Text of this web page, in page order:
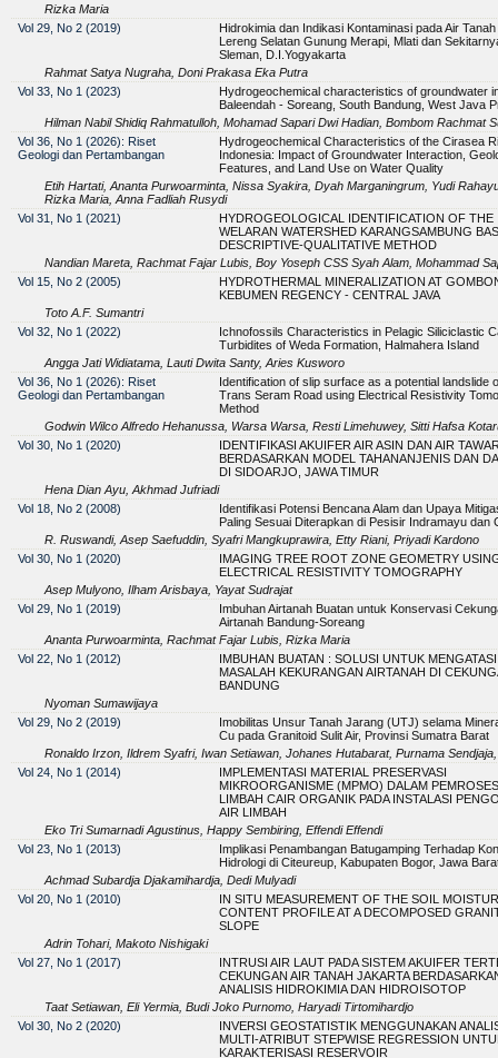
Rizka Maria
Vol 29, No 2 (2019)
Hidrokimia dan Indikasi Kontaminasi pada Air Tanah
Lereng Selatan Gunung Merapi, Mlati dan
Sleman, D.I.Yogyakarta
Rahmat Satya Nugraha, Doni Prakasa Eka Putra
Vol 33, No 1 (2023)
Hydrogeochemical characteristics of groundwater
Baleendah - Soreang, South Bandung, West Java
Hilman Nabil Shidiq Rahmatulloh, Mohamad Sapari Dwi Hadian, Bombom Rachmat
Vol 36, No 1 (2026): Riset
Geologi dan Pertambangan
Hydrogeochemical Characteristics of the Cirasea
Indonesia: Impact of Groundwater Interaction,
Features, and Land Use on Water Quality
Etih Hartati, Ananta Purwoarminta, Nissa Syakira, Dyah Marganingrum, Yudi
Rizka Maria, Anna Fadliah Rusydi
Vol 31, No 1 (2021)
HYDROGEOLOGICAL IDENTIFICATION OF THE
WELARAN WATERSHED KARANGSAMBUNG
DESCRIPTIVE-QUALITATIVE METHOD
Nandian Mareta, Rachmat Fajar Lubis, Boy Yoseph CSS Syah Alam, Mohammad
Vol 15, No 2 (2005)
HYDROTHERMAL MINERALIZATION AT
KEBUMEN REGENCY - CENTRAL JAVA
Toto A.F. Sumantri
Vol 32, No 1 (2022)
Ichnofossils Characteristics in Pelagic Siliciclastic
Turbidites of Weda Formation, Halmahera Island
Angga Jati Widiatama, Lauti Dwita Santy, Aries Kusworo
Vol 36, No 1 (2026): Riset
Geologi dan Pertambangan
Identification of slip surface as a potential landslide
Trans Seram Road using Electrical Resistivity
Method
Godwin Wilco Alfredo Hehanussa, Warsa Warsa, Resti Limehuwey, Sitti Hafsa
Vol 30, No 1 (2020)
IDENTIFIKASI AKUIFER AIR ASIN DAN AIR
BERDASARKAN MODEL TAHANANJENIS DAN
DI SIDOARJO, JAWA TIMUR
Hena Dian Ayu, Akhmad Jufriadi
Vol 18, No 2 (2008)
Identifikasi Potensi Bencana Alam dan Upaya
Paling Sesuai Diterapkan di Pesisir Indramayu dan
R. Ruswandi, Asep Saefuddin, Syafri Mangkuprawira, Etty Riani, Priyadi Kardono
Vol 30, No 1 (2020)
IMAGING TREE ROOT ZONE GEOMETRY
ELECTRICAL RESISTIVITY TOMOGRAPHY
Asep Mulyono, Ilham Arisbaya, Yayat Sudrajat
Vol 29, No 1 (2019)
Imbuhan Airtanah Buatan untuk Konservasi
Airtanah Bandung-Soreang
Ananta Purwoarminta, Rachmat Fajar Lubis, Rizka Maria
Vol 22, No 1 (2012)
IMBUHAN BUATAN : SOLUSI UNTUK MENGATASI
MASALAH KEKURANGAN AIRTANAH DI
BANDUNG
Nyoman Sumawijaya
Vol 29, No 2 (2019)
Imobilitas Unsur Tanah Jarang (UTJ) selama
Cu pada Granitoid Sulit Air, Provinsi Sumatra Barat
Ronaldo Irzon, Ildrem Syafri, Iwan Setiawan, Johanes Hutabarat, Purnama
Vol 24, No 1 (2014)
IMPLEMENTASI MATERIAL PRESERVASI
MIKROORGANISME (MPMO) DALAM
LIMBAH CAIR ORGANIK PADA INSTALASI
AIR LIMBAH
Eko Tri Sumarnadi Agustinus, Happy Sembiring, Effendi Effendi
Vol 23, No 1 (2013)
Implikasi Penambangan Batugamping Terhadap
Hidrologi di Citeureup, Kabupaten Bogor, Jawa
Achmad Subardja Djakamihardja, Dedi Mulyadi
Vol 20, No 1 (2010)
IN SITU MEASUREMENT OF THE SOIL
CONTENT PROFILE AT A DECOMPOSED
SLOPE
Adrin Tohari, Makoto Nishigaki
Vol 27, No 1 (2017)
INTRUSI AIR LAUT PADA SISTEM AKUIFER
CEKUNGAN AIR TANAH JAKARTA
ANALISIS HIDROKIMIA DAN HIDROISOTOP
Taat Setiawan, Eli Yermia, Budi Joko Purnomo, Haryadi Tirtomihardjo
Vol 30, No 2 (2020)
INVERSI GEOSTATISTIK MENGGUNAKAN
MULTI-ATRIBUT STEPWISE REGRESSION
KARAKTERISASI RESERVOIR